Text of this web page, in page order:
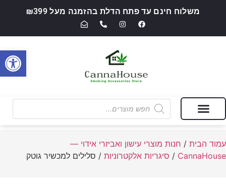
משלוח חינם עד פתח הדלת בהזמנה מעל ₪399
עמוד הבית / חנות מוצרי עישון ואביזרי אידוי —
CannaHouse
/ סיגריות אלקטרוניות / סלילים למכשיר גוטק
פתח